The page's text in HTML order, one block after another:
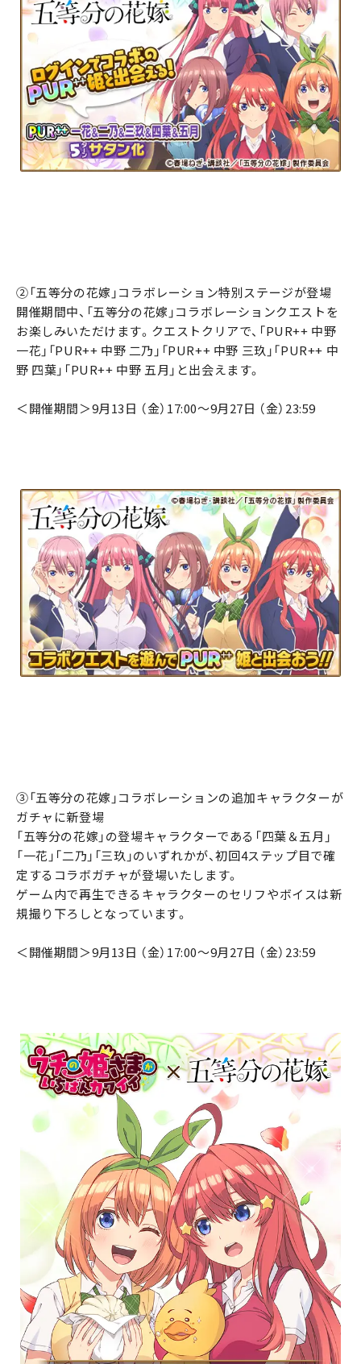
②「五等分の花嫁」コラボレーション特別ステージが登場
開催期間中、「五等分の花嫁」コラボレーションクエストを
お楽しみいただけます。クエストクリアで、「PUR++ 中野
一花」「PUR++ 中野 二乃」「PUR++ 中野 三玖」「PUR++ 中
野 四葉」「PUR++ 中野 五月」と出会えます。
＜開催期間＞9月13日 （金）17:00～9月27日 （金）23:59
③「五等分の花嫁」コラボレーションの追加キャラクターが
ガチャに新登場
「五等分の花嫁」の登場キャラクターである「四葉＆五月」
「一花」「二乃」「三玖」のいずれかが、初回4ステップ目で確
定するコラボガチャが登場いたします。
ゲーム内で再生できるキャラクターのセリフやボイスは新
規撮り下ろしとなっています。
＜開催期間＞9月13日 （金）17:00～9月27日 （金）23:59